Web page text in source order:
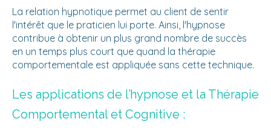
La relation hypnotique permet au client de sentir
l'intérêt que le praticien lui porte. Ainsi, l'hypnose
contribue à obtenir un plus grand nombre de succès
en un temps plus court que quand la thérapie
comportementale est appliquée sans cette technique.
Les applications de l’hypnose et la Thérapie
Comportemental et Cognitive :